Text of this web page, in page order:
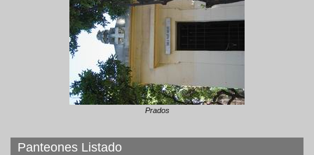
Prados
Panteones Listado